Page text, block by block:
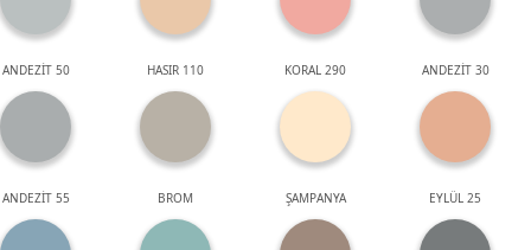
ANDEZİT 50 HASIR 110 KORAL 290 ANDEZİT 30
ANDEZİT 55 BROM ŞAMPANYA EYLÜL 25